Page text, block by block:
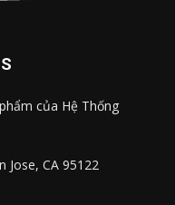
của Hệ Thống
Jose, CA 95122